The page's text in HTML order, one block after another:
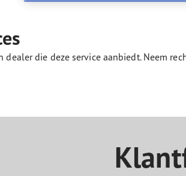
UltraGrip Performance 3
dealer die deze service aanbiedt. Neem